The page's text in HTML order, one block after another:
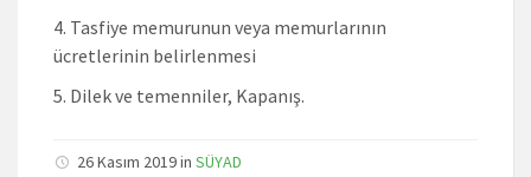
Tasfiye memurunun veya memurlarının
ücretlerinin belirlenmesi
Dilek ve temenniler, Kapanış.
26 Kasım 2019 in SÜYAD